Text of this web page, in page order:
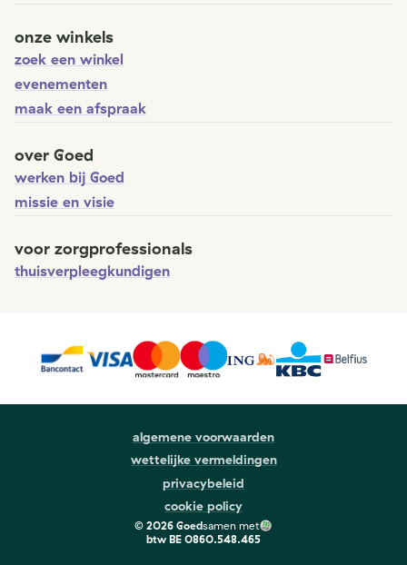
onze winkels
zoek een winkel
evenementen
maak een afspraak
over Goed
werken bij Goed
missie en visie
voor zorgprofessionals
thuisverpleegkundigen
algemene voorwaarden
wettelijke vermeldingen
privacybeleid
cookie policy
© 2026Goedsamen met
btw BE 0860.548.465